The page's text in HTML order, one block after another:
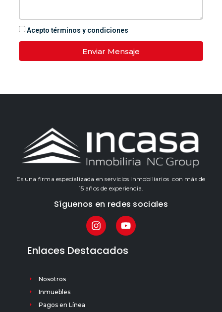
Acepto términos y condiciones
Enviar Mensaje
Es una firma especializada en servicios inmobiliarios con más de
15 años de experiencia.
Síguenos en redes sociales
Enlaces Destacados
Nosotros
Inmuebles
Pagos en Línea